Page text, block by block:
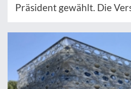
Präsident gewählt. Die